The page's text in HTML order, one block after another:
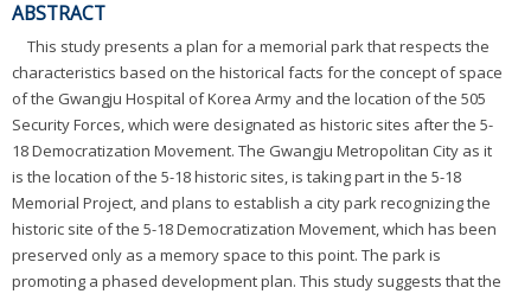
ABSTRACT
This study presents a plan for a memorial park that respects the
characteristics based on the historical facts for the concept of space
of the Gwangju Hospital of Korea Army and the location of the 505
Security Forces, which were designated as historic sites after the 5-
18 Democratization Movement. The Gwangju Metropolitan City as it
is the location of the 5-18 historic sites, is taking part in the 5-18
Memorial Project, and plans to establish a city park recognizing the
historic site of the 5-18 Democratization Movement, which has been
preserved only as a memory space to this point. The park is
promoting a phased development plan. This study suggests that the